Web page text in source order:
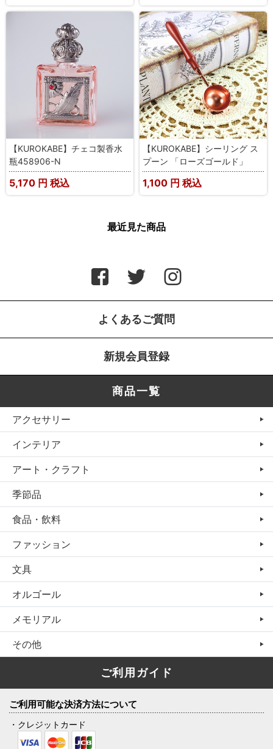
【KUROKABE】チェコ製香水
瓶458906-N
5,170 円 税込
【KUROKABE】シーリング ス
プーン 「ローズゴールド」
1,100 円 税込
最近見た商品
よくあるご質問
新規会員登録
商品一覧
アクセサリー
インテリア
アート・クラフト
季節品
食品・飲料
ファッション
文具
オルゴール
メモリアル
その他
ご利用ガイド
ご利用可能な決済方法について
・クレジットカード